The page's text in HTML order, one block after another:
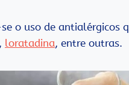
o uso de antialérgicos
, loratadina, entre outras.